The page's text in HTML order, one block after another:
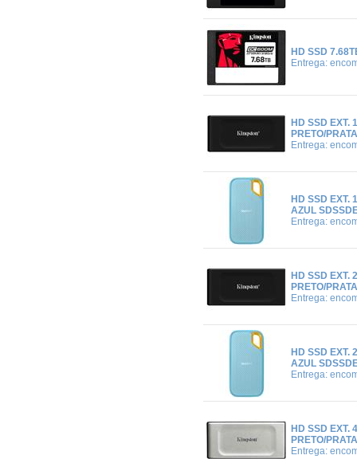
HD SSD
Entrega:
HD SSD EXT.
PRETO/
Entrega:
HD SSD EXT.
AZUL
Entrega:
HD SSD EXT.
PRETO/
Entrega:
HD SSD EXT.
AZUL
Entrega:
HD SSD EXT.
PRETO/
Entrega: